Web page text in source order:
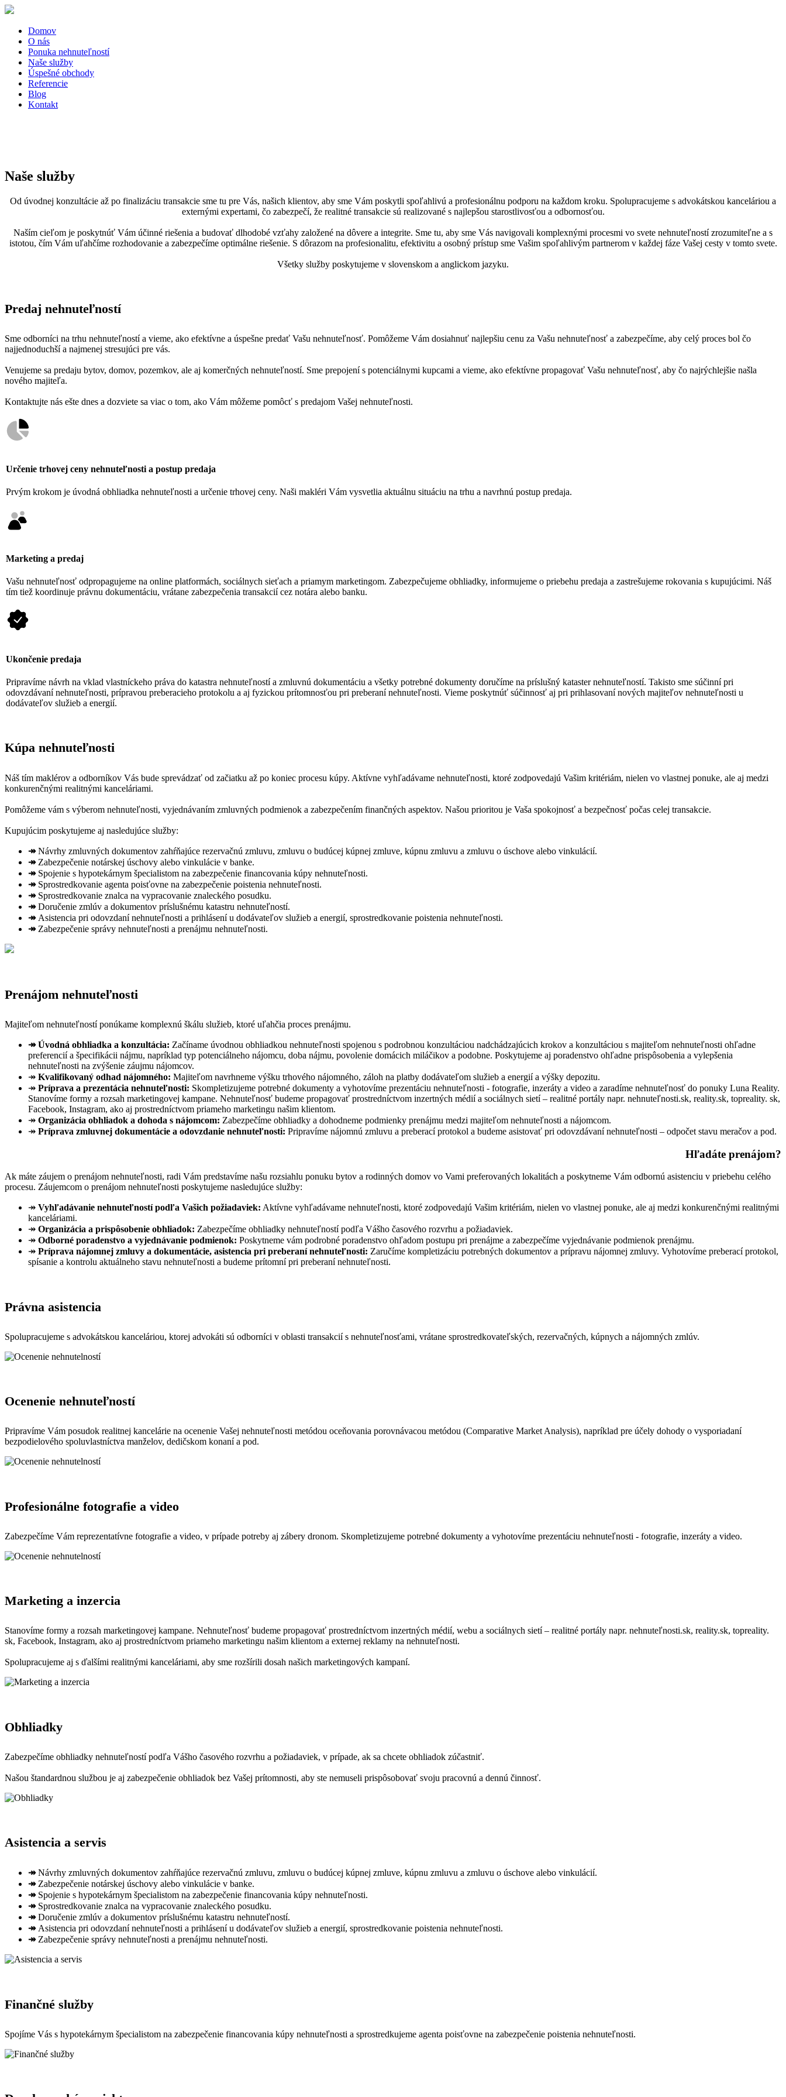
Domov
O nás
Ponuka nehnuteľností
Naše služby
Úspešné obchody
Referencie
Blog
Kontakt
Naše služby
Od úvodnej konzultácie až po finalizáciu transakcie sme tu pre Vás, našich klientov, aby sme Vám poskytli spoľahlivú a profesionálnu podporu na každom kroku. Spolupracujeme s advokátskou kanceláriou a
externými expertami, čo zabezpečí, že realitné transakcie sú realizované s najlepšou starostlivosťou a odbornosťou.
Naším cieľom je poskytnúť Vám účinné riešenia a budovať dlhodobé vzťahy založené na dôvere a integrite. Sme tu, aby sme Vás navigovali komplexnými procesmi vo svete nehnuteľností zrozumiteľne a s
istotou, čím Vám uľahčíme rozhodovanie a zabezpečíme optimálne riešenie. S dôrazom na profesionalitu, efektivitu a osobný prístup sme Vašim spoľahlivým partnerom v každej fáze Vašej cesty v tomto svete.
Všetky služby poskytujeme v slovenskom a anglickom jazyku.
Predaj nehnuteľností
Sme odborníci na trhu nehnuteľností a vieme, ako efektívne a úspešne predať Vašu nehnuteľnosť. Pomôžeme Vám dosiahnuť najlepšiu cenu za Vašu nehnuteľnosť a zabezpečíme, aby celý proces bol čo
najjednoduchší a najmenej stresujúci pre vás.
Venujeme sa predaju bytov, domov, pozemkov, ale aj komerčných nehnuteľností. Sme prepojení s potenciálnymi kupcami a vieme, ako efektívne propagovať Vašu nehnuteľnosť, aby čo najrýchlejšie našla
nového majiteľa.
Kontaktujte nás ešte dnes a dozviete sa viac o tom, ako Vám môžeme pomôcť s predajom Vašej nehnuteľnosti.
Určenie trhovej ceny nehnuteľnosti a postup predaja
Prvým krokom je úvodná obhliadka nehnuteľnosti a určenie trhovej ceny. Naši makléri Vám vysvetlia aktuálnu situáciu na trhu a navrhnú postup predaja.
Marketing a predaj
Vašu nehnuteľnosť odpropagujeme na online platformách, sociálnych sieťach a priamym marketingom. Zabezpečujeme obhliadky, informujeme o priebehu predaja a zastrešujeme rokovania s kupujúcimi. Náš
tím tiež koordinuje právnu dokumentáciu, vrátane zabezpečenia transakcií cez notára alebo banku.
Ukončenie predaja
Pripravíme návrh na vklad vlastníckeho práva do katastra nehnuteľností a zmluvnú dokumentáciu a všetky potrebné dokumenty doručíme na príslušný kataster nehnuteľností. Takisto sme súčinní pri
odovzdávaní nehnuteľnosti, prípravou preberacieho protokolu a aj fyzickou prítomnosťou pri preberaní nehnuteľnosti. Vieme poskytnúť súčinnosť aj pri prihlasovaní nových majiteľov nehnuteľnosti u
dodávateľov služieb a energií.
Kúpa nehnuteľnosti
Náš tím maklérov a odborníkov Vás bude sprevádzať od začiatku až po koniec procesu kúpy. Aktívne vyhľadávame nehnuteľnosti, ktoré zodpovedajú Vašim kritériám, nielen vo vlastnej ponuke, ale aj medzi
konkurenčnými realitnými kanceláriami.
Pomôžeme vám s výberom nehnuteľnosti, vyjednávaním zmluvných podmienok a zabezpečením finančných aspektov. Našou prioritou je Vaša spokojnosť a bezpečnosť počas celej transakcie.
Kupujúcim poskytujeme aj nasledujúce služby:
↠ Návrhy zmluvných dokumentov zahŕňajúce rezervačnú zmluvu, zmluvu o budúcej kúpnej zmluve, kúpnu zmluvu a zmluvu o úschove alebo vinkulácií.
↠ Zabezpečenie notárskej úschovy alebo vinkulácie v banke.
↠ Spojenie s hypotekárnym špecialistom na zabezpečenie financovania kúpy nehnuteľnosti.
↠ Sprostredkovanie agenta poisťovne na zabezpečenie poistenia nehnuteľnosti.
↠ Sprostredkovanie znalca na vypracovanie znaleckého posudku.
↠ Doručenie zmlúv a dokumentov príslušnému katastru nehnuteľností.
↠ Asistencia pri odovzdaní nehnuteľnosti a prihlásení u dodávateľov služieb a energií, sprostredkovanie poistenia nehnuteľnosti.
↠ Zabezpečenie správy nehnuteľnosti a prenájmu nehnuteľnosti.
Prenájom nehnuteľnosti
Majiteľom nehnuteľností ponúkame komplexnú škálu služieb, ktoré uľahčia proces prenájmu.
↠Úvodná obhliadka a konzultácia: Začíname úvodnou obhliadkou nehnuteľnosti spojenou s podrobnou konzultáciou nadchádzajúcich krokov a konzultáciou s majiteľom nehnuteľnosti ohľadne
preferencií a špecifikácii nájmu, napríklad typ potenciálneho nájomcu, doba nájmu, povolenie domácich miláčikov a podobne. Poskytujeme aj poradenstvo ohľadne prispôsobenia a vylepšenia
nehnuteľnosti na zvýšenie záujmu nájomcov.
↠ Kvalifikovaný odhad nájomného: Majiteľom navrhneme výšku trhového nájomného, záloh na platby dodávateľom služieb a energií a výšky depozitu.
↠ Príprava a prezentácia nehnuteľnosti: Skompletizujeme potrebné dokumenty a vyhotovíme prezentáciu nehnuteľnosti - fotografie, inzeráty a video a zaradíme nehnuteľnosť do ponuky Luna Reality.
Stanovíme formy a rozsah marketingovej kampane. Nehnuteľnosť budeme propagovať prostredníctvom inzertných médií a sociálnych sietí – realitné portály napr. nehnuteľnosti.sk, reality.sk, topreality. sk,
Facebook, Instagram, ako aj prostredníctvom priameho marketingu našim klientom.
↠ Organizácia obhliadok a dohoda s nájomcom: Zabezpečíme obhliadky a dohodneme podmienky prenájmu medzi majiteľom nehnuteľnosti a nájomcom.
↠ Príprava zmluvnej dokumentácie a odovzdanie nehnuteľnosti: Pripravíme nájomnú zmluvu a preberací protokol a budeme asistovať pri odovzdávaní nehnuteľnosti – odpočet stavu meračov a pod.
Hľadáte prenájom?
Ak máte záujem o prenájom nehnuteľnosti, radi Vám predstavíme našu rozsiahlu ponuku bytov a rodinných domov vo Vami preferovaných lokalitách a poskytneme Vám odbornú asistenciu v priebehu celého
procesu. Záujemcom o prenájom nehnuteľnosti poskytujeme nasledujúce služby:
↠ Vyhľadávanie nehnuteľností podľa Vašich požiadaviek: Aktívne vyhľadávame nehnuteľnosti, ktoré zodpovedajú Vašim kritériám, nielen vo vlastnej ponuke, ale aj medzi konkurenčnými realitnými
kanceláriami.
↠ Organizácia a prispôsobenie obhliadok: Zabezpečíme obhliadky nehnuteľností podľa Vášho časového rozvrhu a požiadaviek.
↠ Odborné poradenstvo a vyjednávanie podmienok: Poskytneme vám podrobné poradenstvo ohľadom postupu pri prenájme a zabezpečíme vyjednávanie podmienok prenájmu.
↠ Príprava nájomnej zmluvy a dokumentácie, asistencia pri preberaní nehnuteľnosti: Zaručíme kompletizáciu potrebných dokumentov a prípravu nájomnej zmluvy. Vyhotovíme preberací protokol,
spísanie a kontrolu aktuálneho stavu nehnuteľnosti a budeme prítomní pri preberaní nehnuteľnosti.
Právna asistencia
Spolupracujeme s advokátskou kanceláriou, ktorej advokáti sú odborníci v oblasti transakcií s nehnuteľnosťami, vrátane sprostredkovateľských, rezervačných, kúpnych a nájomných zmlúv.
Ocenenie nehnuteľností
Pripravíme Vám posudok realitnej kancelárie na ocenenie Vašej nehnuteľnosti metódou oceňovania porovnávacou metódou (Comparative Market Analysis), napríklad pre účely dohody o vysporiadaní
bezpodielového spoluvlastníctva manželov, dedičskom konaní a pod.
Profesionálne fotografie a video
Zabezpečíme Vám reprezentatívne fotografie a video, v prípade potreby aj zábery dronom. Skompletizujeme potrebné dokumenty a vyhotovíme prezentáciu nehnuteľnosti - fotografie, inzeráty a video.
Marketing a inzercia
Stanovíme formy a rozsah marketingovej kampane. Nehnuteľnosť budeme propagovať prostredníctvom inzertných médií, webu a sociálnych sietí – realitné portály napr. nehnuteľnosti.sk, reality.sk, topreality.
sk, Facebook, Instagram, ako aj prostredníctvom priameho marketingu našim klientom a externej reklamy na nehnuteľnosti.
Spolupracujeme aj s ďalšími realitnými kanceláriami, aby sme rozšírili dosah našich marketingových kampaní.
Obhliadky
Zabezpečíme obhliadky nehnuteľností podľa Vášho časového rozvrhu a požiadaviek, v prípade, ak sa chcete obhliadok zúčastniť.
Našou štandardnou službou je aj zabezpečenie obhliadok bez Vašej prítomnosti, aby ste nemuseli prispôsobovať svoju pracovnú a dennú činnosť.
Asistencia a servis
↠ Návrhy zmluvných dokumentov zahŕňajúce rezervačnú zmluvu, zmluvu o budúcej kúpnej zmluve, kúpnu zmluvu a zmluvu o úschove alebo vinkulácií.
↠ Zabezpečenie notárskej úschovy alebo vinkulácie v banke.
↠ Spojenie s hypotekárnym špecialistom na zabezpečenie financovania kúpy nehnuteľnosti.
↠ Sprostredkovanie znalca na vypracovanie znaleckého posudku.
↠ Doručenie zmlúv a dokumentov príslušnému katastru nehnuteľností.
↠ Asistencia pri odovzdaní nehnuteľnosti a prihlásení u dodávateľov služieb a energií, sprostredkovanie poistenia nehnuteľnosti.
↠ Zabezpečenie správy nehnuteľnosti a prenájmu nehnuteľnosti.
Finančné služby
Spojíme Vás s hypotekárnym špecialistom na zabezpečenie financovania kúpy nehnuteľnosti a sprostredkujeme agenta poisťovne na zabezpečenie poistenia nehnuteľnosti.